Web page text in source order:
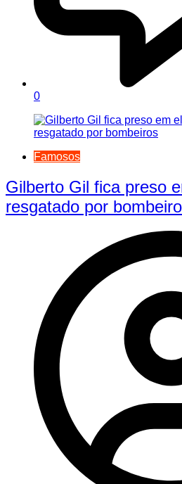
0
Famosos
Gilberto Gil fica preso
resgatado por